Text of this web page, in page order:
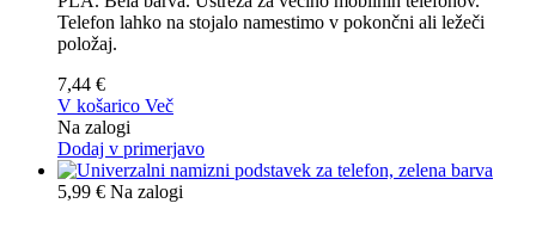
Telefon lahko na stojalo namestimo v pokončni ali ležeči
položaj.
7,44 €
V košarico Več
Na zalogi
Dodaj v primerjavo
5,99 € Na zalogi